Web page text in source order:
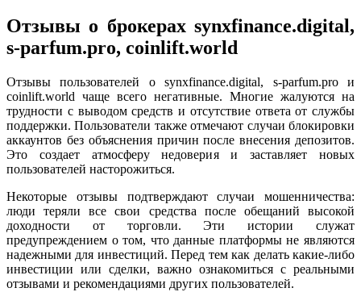
Отзывы о брокерах synxfinance.digital,
s-parfum.pro, coinlift.world
Отзывы пользователей о synxfinance.digital, s-parfum.pro и
coinlift.world чаще всего негативные. Многие жалуются на
трудности с выводом средств и отсутствие ответа от службы
поддержки. Пользователи также отмечают случаи блокировки
аккаунтов без объяснения причин после внесения депозитов.
Это создает атмосферу недоверия и заставляет новых
пользователей насторожиться.
Некоторые отзывы подтверждают случаи мошенничества:
люди теряли все свои средства после обещаний высокой
доходности от торговли. Эти истории служат
предупреждением о том, что данные платформы не являются
надежными для инвестиций. Перед тем как делать какие-либо
инвестиции или сделки, важно ознакомиться с реальными
отзывами и рекомендациями других пользователей.